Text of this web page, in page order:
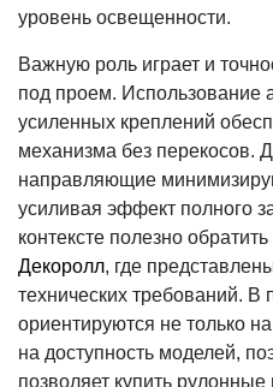
уровень освещенности.
Важную роль играет и
под проем. Использование
усиленных креплений
механизма без перекосов.
направляющие
усиливая эффект полного
контексте полезно
Декоролл, где
технических требований.
ориентируются не только
на доступность моделей,
позволяет купить